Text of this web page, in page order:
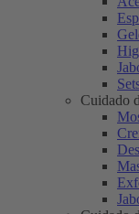
Cuidado